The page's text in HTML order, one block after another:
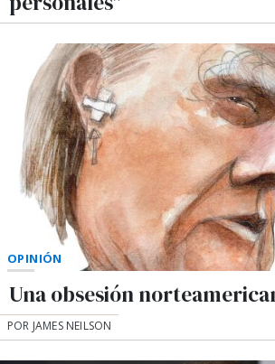
OPINIÓN
Una obsesión
POR JAMES NEILSON